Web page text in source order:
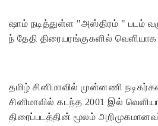
ஷாம் நடித்துள்ள "அஸ்திரம் " படம்
ந் தேதி திரையரங்குகளில்
தமிழ் சினிமாவில் முன்னணி
சினிமாவில் கடந்த 2001 இல்
திரைப்படத்தின் மூலம்